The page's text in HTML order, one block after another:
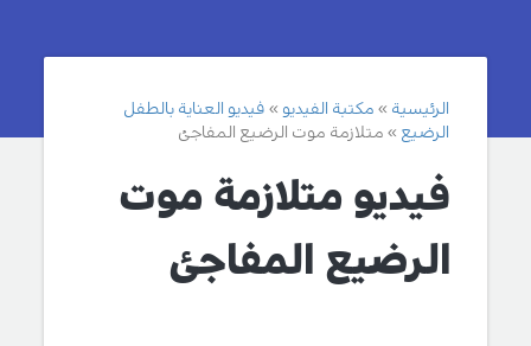
الرئيسية مكتبة الفيديو
فيديو العناية بالطفل
الرضيع
متلازمة موت الرضيع المفاجئ
فيديو متلازمة موت
الرضيع المفاجئ